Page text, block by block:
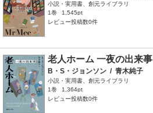
小説・実用書、創元ライブラリ
1巻
1,545pt
レビュー投稿数0件
老人ホーム 一夜の出来事
B・S・ジョンソン / 青木純子
小説・実用書、創元ライブラリ
1巻
1,364pt
レビュー投稿数0件